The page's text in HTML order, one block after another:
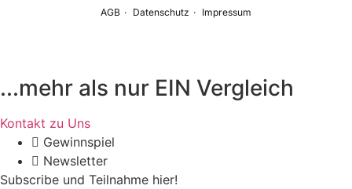
...mehr als nur EIN Vergleich
Kontakt zu Uns
Gewinnspiel
Newsletter
Subscribe und Teilnahme hier!